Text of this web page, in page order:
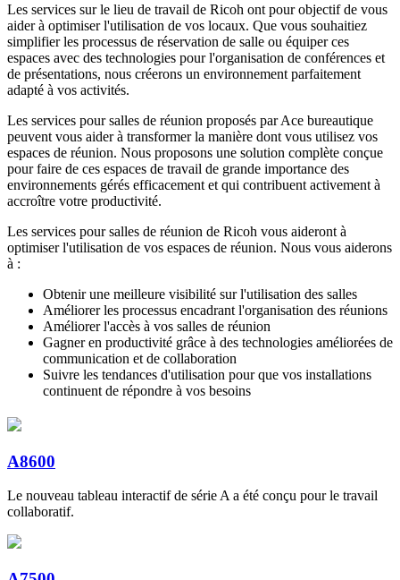
Les services sur le lieu de travail de Ricoh ont pour objectif de vous
aider à optimiser l'utilisation de vos locaux. Que vous souhaitiez
simplifier les processus de réservation de salle ou équiper ces
espaces avec des technologies pour l'organisation de conférences et
de présentations, nous créerons un environnement parfaitement
adapté à vos activités.
Les services pour salles de réunion proposés par Ace bureautique
peuvent vous aider à transformer la manière dont vous utilisez vos
espaces de réunion. Nous proposons une solution complète conçue
pour faire de ces espaces de travail de grande importance des
environnements gérés efficacement et qui contribuent activement à
accroître votre productivité.
Les services pour salles de réunion de Ricoh vous aideront à
optimiser l'utilisation de vos espaces de réunion. Nous vous aiderons
à :
Obtenir une meilleure visibilité sur l'utilisation des salles
Améliorer les processus encadrant l'organisation des réunions
Améliorer l'accès à vos salles de réunion
Gagner en productivité grâce à des technologies améliorées de
communication et de collaboration
Suivre les tendances d'utilisation pour que vos installations
continuent de répondre à vos besoins
A8600
Le nouveau tableau interactif de série A a été conçu pour le travail
collaboratif.